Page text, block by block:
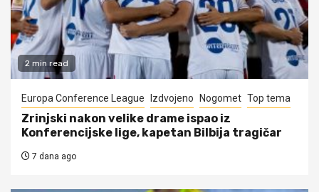
2 min read
Europa Conference League Izdvojeno Nogomet Top tema
Zrinjski nakon velike drame ispao iz
Konferencijske lige, kapetan Bilbija tragičar
7 dana ago